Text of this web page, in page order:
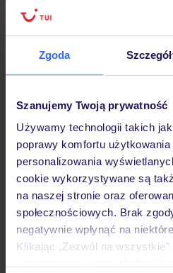
Zgoda
Szanujemy Twoją prywatność
Używamy technologii takich
poprawy komfortu
personalizowania
cookie wykorzystywane są
na naszej stronie oraz
społecznościowych. Brak
negatywnie wpłynąć na
Klikając „Zezwól na
Lider niskich cen
Hotel
Pokoje
Wyżywienie